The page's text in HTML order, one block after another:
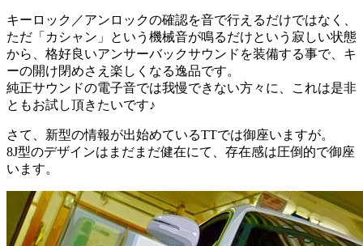
キーロック／アンロックの確認を音で行えるだけではなく、
ただ「カシャン」という機械音が鳴るだけという寂しい状態
から、格好良いアンサーバックサウンドを装備する事で、キ
ーの開け閉めさえ楽しくなる逸品です。
純正サウンドの電子音では我慢できない方々に、これは是非
ともお試し頂きたいです♪
さて、新型の情報が出始めているTTでは御座いますが。
8J型のデザインはまだまだ健在にて、存在感は圧倒的で御座
います。